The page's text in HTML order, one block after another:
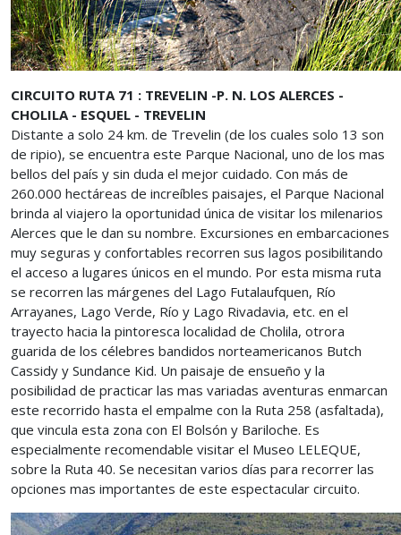
CIRCUITO RUTA 71 : TREVELIN -P. N. LOS ALERCES -
CHOLILA - ESQUEL - TREVELIN
Distante a solo 24 km. de Trevelin (de los cuales solo 13 son
de ripio), se encuentra este Parque Nacional, uno de los mas
bellos del país y sin duda el mejor cuidado. Con más de
260.000 hectáreas de increíbles paisajes, el Parque Nacional
brinda al viajero la oportunidad única de visitar los milenarios
Alerces que le dan su nombre. Excursiones en embarcaciones
muy seguras y confortables recorren sus lagos posibilitando
el acceso a lugares únicos en el mundo. Por esta misma ruta
se recorren las márgenes del Lago Futalaufquen, Río
Arrayanes, Lago Verde, Río y Lago Rivadavia, etc. en el
trayecto hacia la pintoresca localidad de Cholila, otrora
guarida de los célebres bandidos norteamericanos Butch
Cassidy y Sundance Kid. Un paisaje de ensueño y la
posibilidad de practicar las mas variadas aventuras enmarcan
este recorrido hasta el empalme con la Ruta 258 (asfaltada),
que vincula esta zona con El Bolsón y Bariloche. Es
especialmente recomendable visitar el Museo LELEQUE,
sobre la Ruta 40. Se necesitan varios días para recorrer las
opciones mas importantes de este espectacular circuito.